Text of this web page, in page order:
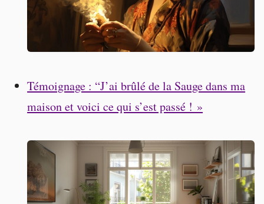
Témoignage : “J’ai brûlé de la Sauge dans ma
maison et voici ce qui s’est passé ! »